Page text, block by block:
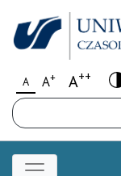
A A+ A++